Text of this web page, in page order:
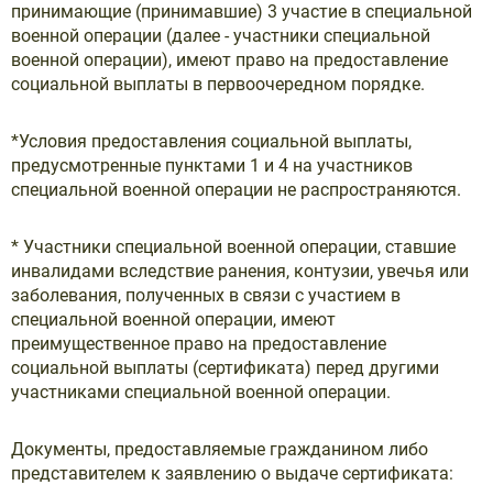
принимающие (принимавшие) 3 участие в специальной
военной операции (далее - участники специальной
военной операции), имеют право на предоставление
социальной выплаты в первоочередном порядке.
*Условия предоставления социальной выплаты,
предусмотренные пунктами 1 и 4 на участников
специальной военной операции не распространяются.
* Участники специальной военной операции, ставшие
инвалидами вследствие ранения, контузии, увечья или
заболевания, полученных в связи с участием в
специальной военной операции, имеют
преимущественное право на предоставление
социальной выплаты (сертификата) перед другими
участниками специальной военной операции.
Документы, предоставляемые гражданином либо
представителем к заявлению о выдаче сертификата: